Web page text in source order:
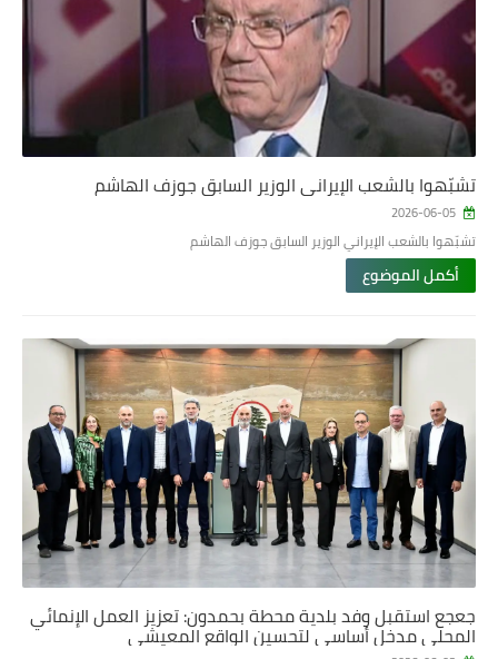
تشبّهوا بالشعب الإيراني الوزير السابق جوزف الهاشم
تشبّهوا بالشعب الإيراني الوزير السابق جوزف الهاشم
أكمل الموضوع
جعجع استقبل وفد بلدية محطة بحمدون: تعزيز العمل الإنمائي
المحلي مدخل أساسي لتحسين الواقع المعيشي